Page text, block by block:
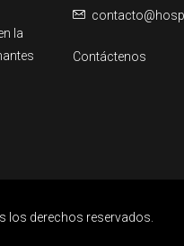
la
Contáctenos
los derechos reservados.